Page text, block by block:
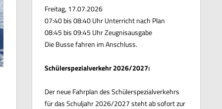
Freitag, 17.07.2026
07:40 bis 08:40 Uhr Unterricht nach Plan
08:45 bis 09:45 Uhr Zeugnisausgabe
Die Busse fahren im Anschluss.
Schülerspezialverkehr 2026/2027:
Der neue Fahrplan des Schülerspezialverkehrs
für das Schuljahr 2026/2027 steht ab sofort zur